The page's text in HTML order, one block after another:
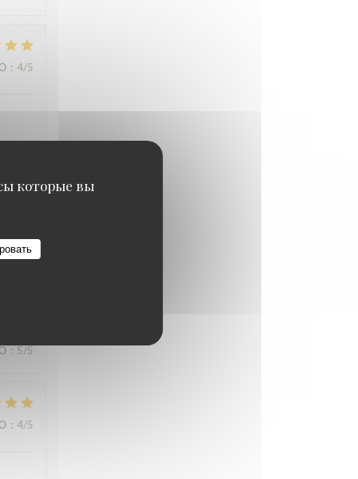
которые вы
: 4/5
: 5/5
: 4/5